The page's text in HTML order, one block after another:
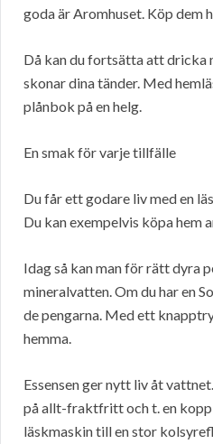
goda är Aromhuset. Köp dem
Då kan du fortsätta att dricka
skonar dina tänder. Med
plånbok på en helg.
En smak för varje tillfälle
Du får ett godare liv med en
Du kan exempelvis köpa hem
Idag så kan man för rätt dyra
mineralvatten. Om du har en
de pengarna. Med ett
hemma.
Essensen ger nytt liv åt
på allt-fraktfritt och t. en
läskmaskin till en stor